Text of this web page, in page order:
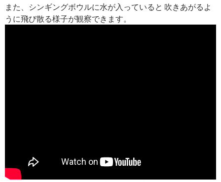
また、シンギングボウルに水が入っていると 吹きあがるよ
うに飛び散る様子が観察できます。